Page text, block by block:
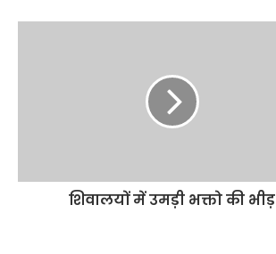
शिवालयों में उमड़ी भक्तो की भीड़